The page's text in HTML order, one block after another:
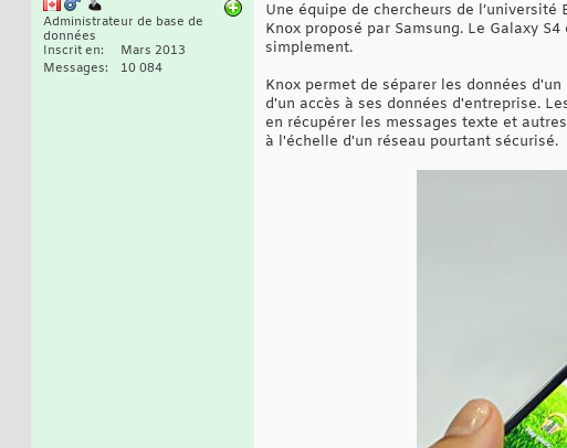
Administrateur de base de
données
Inscrit en
Mars 2013
Messages
10 084
Une équipe de chercheurs de
Knox proposé par Samsung. Le Galaxy
simplement.
Knox permet de séparer les données
d'un accès à ses données d'entreprise.
en récupérer les messages texte et
à l'échelle d'un réseau pourtant sécurisé.